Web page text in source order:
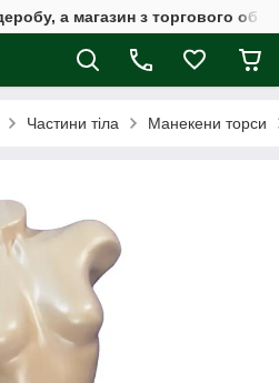
а магазин з торгового
Частини тіла Манекени торси